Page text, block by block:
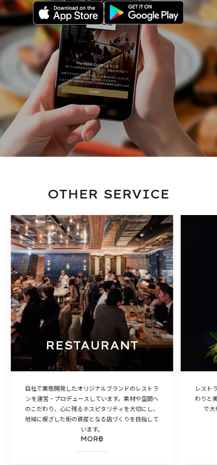
OTHER SERVICE
RESTAURANT
自社で業態開発したオリジナルブランドのレストラ
ンを運営・プロデュースしています。素材や空間へ
のこだわり、心に残るホスピタリティを大切にし、
地域に根ざした街の資産となる店づくりを目指して
います。
MORE
レスト
わりと
で大